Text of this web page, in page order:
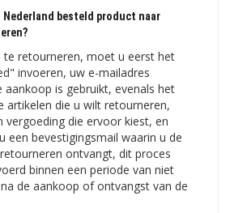
Nederland besteld product naar
te retourneren, moet u eerst het
invoeren, uw e-mailadres
aankoop is gebruikt, evenals het
artikelen die u wilt retourneren,
vergoeding die ervoor kiest, en
een bevestigingsmail waarin u de
ontvangt, dit proces
binnen een periode van niet
de aankoop of ontvangst van de